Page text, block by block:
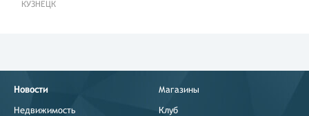
КУЗНЕЦК
Новости
Недвижимость
Магазины
Клуб